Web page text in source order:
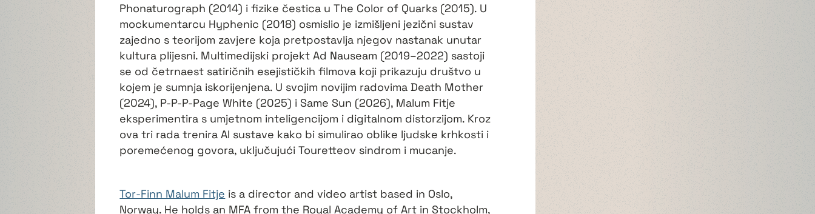
Phonaturograph (2014) i fizike čestica u The Color of Quarks (2015). U
mockumentarcu Hyphenic (2018) osmislio je izmišljeni jezični sustav
zajedno s teorijom zavjere koja pretpostavlja njegov nastanak unutar
kultura plijesni. Multimedijski projekt Ad Nauseam (2019–2022) sastoji
se od četrnaest satiričnih esejističkih filmova koji prikazuju društvo u
kojem je sumnja iskorijenjena. U svojim novijim radovima Death Mother
(2024), P-P-P-Page White (2025) i Same Sun (2026), Malum Fitje
eksperimentira s umjetnom inteligencijom i digitalnom distorzijom. Kroz
ova tri rada trenira AI sustave kako bi simulirao oblike ljudske krhkosti i
poremećenog govora, uključujući Touretteov sindrom i mucanje.
Tor-Finn Malum Fitje is a director and video artist based in Oslo,
Norway. He holds an MFA from the Royal Academy of Art in Stockholm,